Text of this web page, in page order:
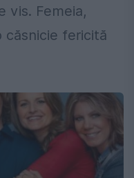
vis. Femeia,
fericită